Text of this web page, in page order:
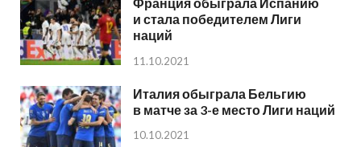
Франция обыграла Испанию
и стала победителем Лиги
наций
11.10.2021
Италия обыграла Бельгию
в матче за 3-е место Лиги наций
10.10.2021